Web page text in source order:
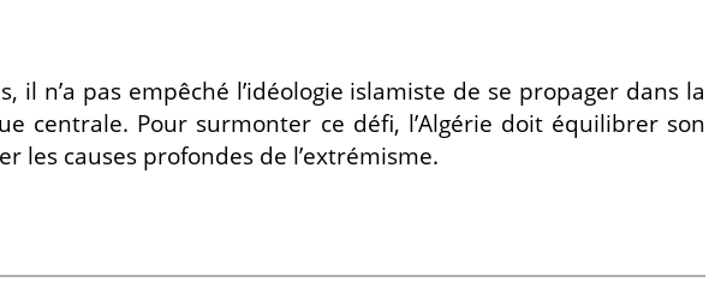
n’a pas empêché l’idéologie islamiste de se propager dans la
centrale. Pour surmonter ce défi, l’Algérie doit équilibrer son
les causes profondes de l’extrémisme.